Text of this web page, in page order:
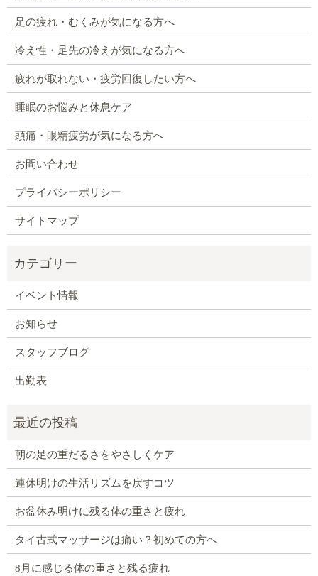
足の疲れ・むくみが気になる方へ
冷え性・足先の冷えが気になる方へ
疲れが取れない・疲労回復したい方へ
睡眠のお悩みと休息ケア
頭痛・眼精疲労が気になる方へ
お問い合わせ
プライバシーポリシー
サイトマップ
イベント情報
お知らせ
スタッフブログ
出勤表
朝の足の重だるさをやさしくケア
連休明けの生活リズムを戻すコツ
お盆休み明けに残る体の重さと疲れ
タイ古式マッサージは痛い？初めての方へ
8月に感じる体の重さと残る疲れ